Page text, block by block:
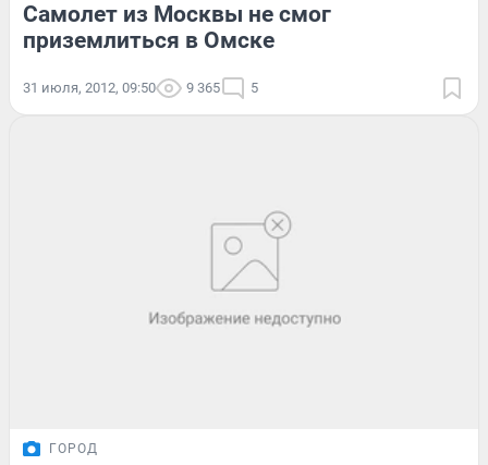
Самолет из Москвы не смог
приземлиться в Омске
31 июля, 2012, 09:50 9 365 5
ГОРОД